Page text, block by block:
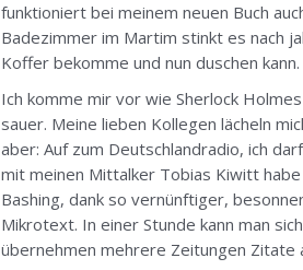
funktioniert bei meinem neuen Buch
Badezimmer im Martim stinkt es nach
Koffer bekomme und nun duschen
Ich komme mir vor wie Sherlock
sauer. Meine lieben Kollegen lächeln
aber: Auf zum Deutschlandradio, ich
mit meinen Mittalker Tobias Kiwitt
Bashing, dank so vernünftiger,
Mikrotext. In einer Stunde kann man
übernehmen mehrere Zeitungen Zitate